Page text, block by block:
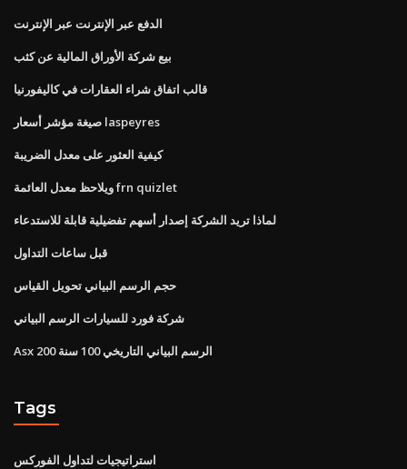
الدفع عبر الإنترنت عبر الإنترنت
بيع شركة الأوراق المالية عن كثب
قالب اتفاق شراء العقارات في كاليفورنيا
صيغة مؤشر أسعار laspeyres
كيفية العثور على معدل الضريبة
ويلاحظ معدل العائمة frn quizlet
لماذا تريد الشركة إصدار أسهم تفضيلية قابلة للاستدعاء
قبل ساعات التداول
حجم الرسم البياني تحويل القياس
شركة فورد للسيارات الرسم البياني
Asx 200 الرسم البياني التاريخي 100 سنة
Tags
استراتيجيات لتداول الفوركس